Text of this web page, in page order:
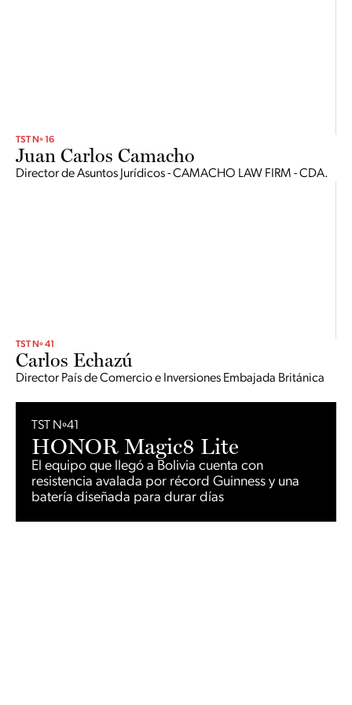
TST Nº 16
Juan Carlos Camacho
Director de Asuntos Jurídicos - CAMACHO LAW FIRM - CDA.
TST Nº 41
Carlos Echazú
Director País de Comercio e Inversiones Embajada Británica
TST Nº41
HONOR Magic8 Lite
El equipo que llegó a Bolivia cuenta con
resistencia avalada por récord Guinness y una
batería diseñada para durar días